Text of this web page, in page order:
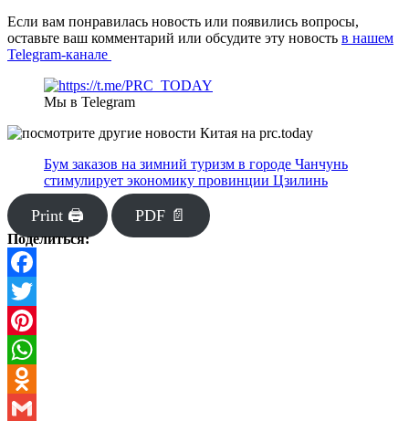
Если вам понравилась новость или появились вопросы,
оставьте ваш комментарий или обсудите эту новость в нашем
Telegram-канале
Мы в Telegram
Бум заказов на зимний туризм в городе Чанчунь
стимулирует экономику провинции Цзилинь
Print 🖨 PDF 📄
Поделиться:
Facebook
Twitter
Pinterest
WhatsApp
Odnoklassniki